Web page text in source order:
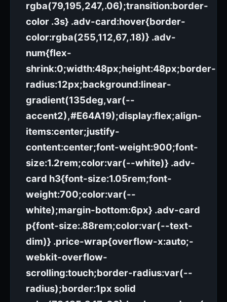
rgba(79,195,247,.06);transition:border-
color .3s} .adv-card:hover{border-
color:rgba(255,112,67,.18)} .adv-
num{flex-
shrink:0;width:48px;height:48px;border-
radius:12px;background:linear-
gradient(135deg,var(--
accent2),#E64A19);display:flex;align-
items:center;justify-
content:center;font-weight:900;font-
size:1.2rem;color:var(--white)} .adv-
card h3{font-size:1.05rem;font-
weight:700;color:var(--
white);margin-bottom:6px} .adv-card
p{font-size:.88rem;color:var(--text-
dim)} .price-wrap{overflow-x:auto;-
webkit-overflow-
scrolling:touch;border-radius:var(--
radius);border:1px solid